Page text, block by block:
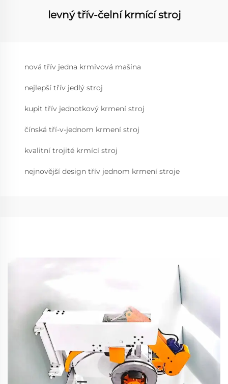
levný třív-čelní krmící stroj
nová třív jedna krmivová mašina
nejlepší třív jedlý stroj
kupit třív jednotkový krmení stroj
čínská tří-v-jednom krmení stroj
kvalitní trojité krmící stroj
nejnovější design třív jednom krmení stroje